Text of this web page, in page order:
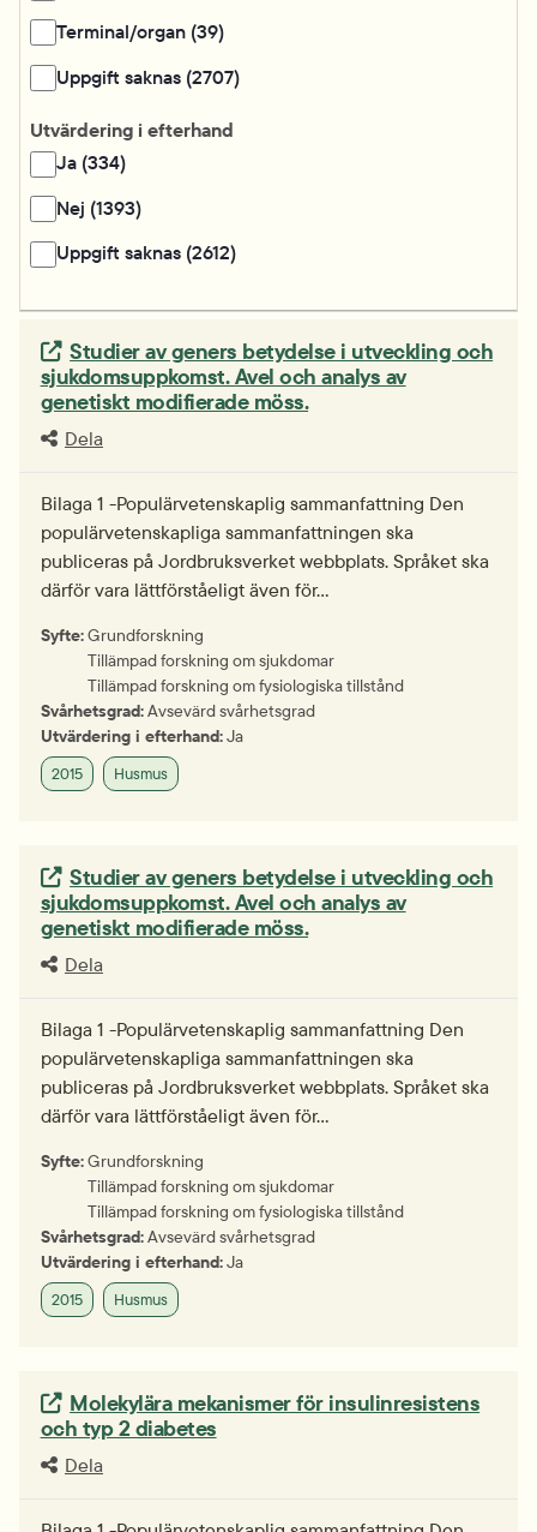
Terminal/organ (39)
Uppgift saknas (2707)
Utvärdering i efterhand
Ja (334)
Nej (1393)
Uppgift saknas (2612)
Extern länk.
Studier av geners betydelse i utveckling och
sjukdomsuppkomst. Avel och analys av
genetiskt modifierade möss.
Dela
Bilaga 1 -Populärvetenskaplig sammanfattning Den
populärvetenskapliga sammanfattningen ska
publiceras på Jordbruksverket webbplats. Språket ska
därför vara lättförståeligt även för…
Syfte:Grundforskning
Tillämpad forskning om sjukdomar
Tillämpad forskning om fysiologiska tillstånd
Svårhetsgrad:Avsevärd svårhetsgrad
Utvärdering i efterhand:Ja
2015 Husmus
Extern länk.
Studier av geners betydelse i utveckling och
sjukdomsuppkomst. Avel och analys av
genetiskt modifierade möss.
Dela
Bilaga 1 -Populärvetenskaplig sammanfattning Den
populärvetenskapliga sammanfattningen ska
publiceras på Jordbruksverket webbplats. Språket ska
därför vara lättförståeligt även för…
Syfte:Grundforskning
Tillämpad forskning om sjukdomar
Tillämpad forskning om fysiologiska tillstånd
Svårhetsgrad:Avsevärd svårhetsgrad
Utvärdering i efterhand:Ja
2015 Husmus
Extern länk.
Molekylära mekanismer för insulinresistens
och typ 2 diabetes
Dela